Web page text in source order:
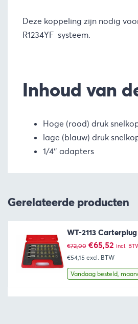
Deze koppeling zijn nodig
R1234YF systeem.
Inhoud van
Hoge (rood) druk
lage (blauw) druk
1/4″ adapters
Gerelateerde producten
WT-2113
€72,00
prijs
was:
€72,00.
€65,52
prijs
is:
incl.
€54,15 excl. BTW
Vandaag besteld,